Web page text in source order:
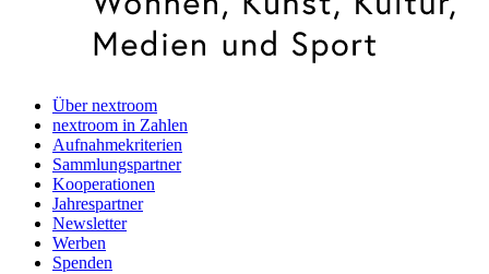
Über nextroom
nextroom in Zahlen
Aufnahmekriterien
Sammlungspartner
Kooperationen
Jahrespartner
Newsletter
Werben
Spenden